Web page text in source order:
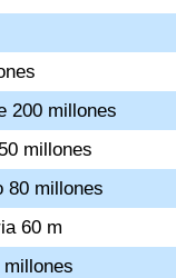
200 millones
millones
80 millones
60 m